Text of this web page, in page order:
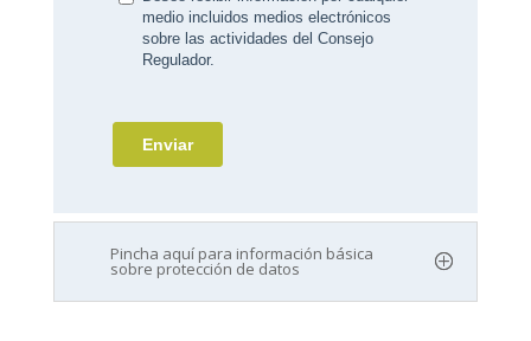
Pincha aquí para información básica
sobre protección de datos